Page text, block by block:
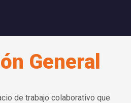
General
de trabajo colaborativo que